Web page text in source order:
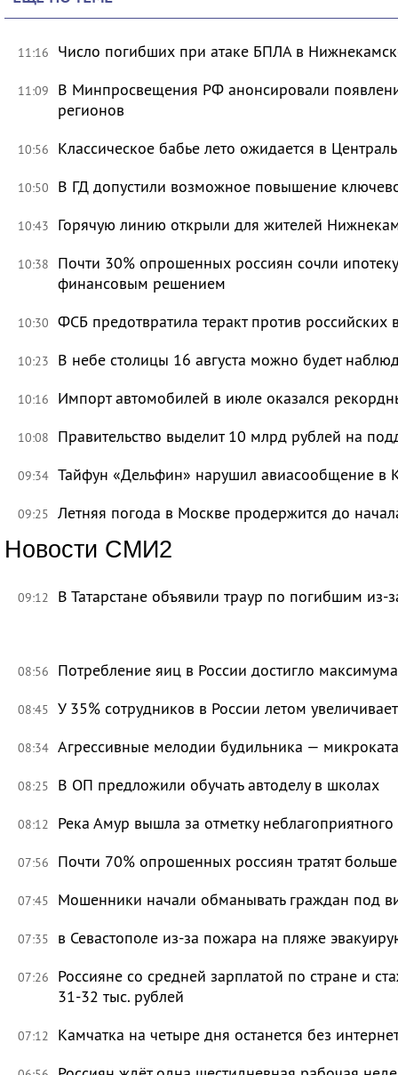
11:16 Число погибших при атаке БПЛА в
11:09
В Минпросвещения РФ анонсировали
регионов
10:56 Классическое бабье лето ожидается в
10:50 В ГД допустили возможное повышение
10:43 Горячую линию открыли для жителей
10:38
Почти 30% опрошенных россиян сочли
финансовым решением
10:30 ФСБ предотвратила теракт против
10:23 В небе столицы 16 августа можно будет
10:16 Импорт автомобилей в июле оказался
10:08 Правительство выделит 10 млрд рублей на
09:34 Тайфун «Дельфин» нарушил авиасообщение в
09:25 Летняя погода в Москве продержится до
Новости СМИ2
09:12 В Татарстане объявили траур по погибшим из-
08:56 Потребление яиц в России достигло
08:45 У 35% сотрудников в России летом
08:34 Агрессивные мелодии будильника —
08:25 В ОП предложили обучать автоделу в школах
08:12 Река Амур вышла за отметку
07:56 Почти 70% опрошенных россиян тратят
07:45 Мошенники начали обманывать граждан под
07:35 в Севастополе из-за пожара на пляже
07:26
Россияне со средней зарплатой по стране и
31-32 тыс. рублей
07:12 Камчатка на четыре дня останется без